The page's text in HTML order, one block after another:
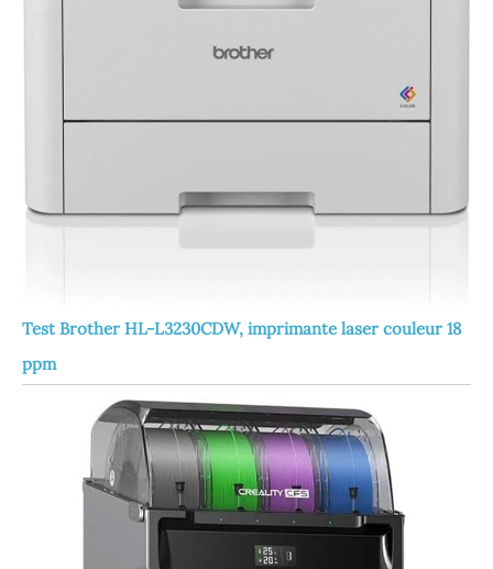
Test Brother HL-L3230CDW, imprimante laser couleur 18
ppm